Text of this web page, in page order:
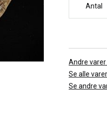
Antal
Andre
Se alle
Se andre